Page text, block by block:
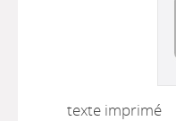
texte imprimé